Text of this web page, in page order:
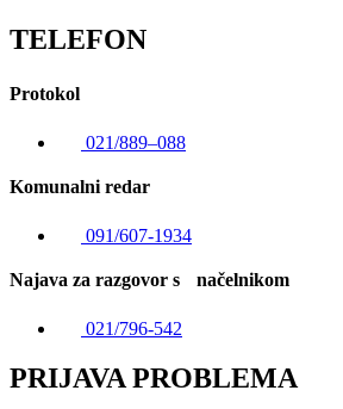
TELEFON
Protokol
021/889–088
Komunalni redar
091/607-1934
Najava za razgovor s načelnikom
021/796-542
PRIJAVA PROBLEMA